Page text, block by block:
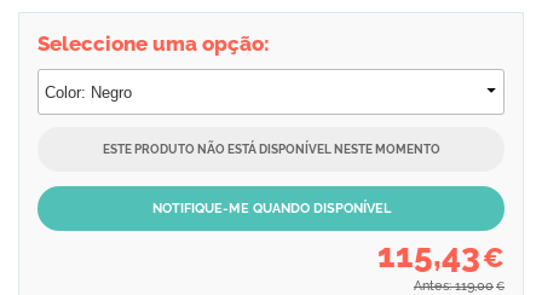
Seleccione uma opção:
ESTE PRODUTO NÃO ESTÁ DISPONÍVEL NESTE MOMENTO
NOTIFIQUE-ME QUANDO DISPONÍVEL
115,43€
Antes: 119,00 €